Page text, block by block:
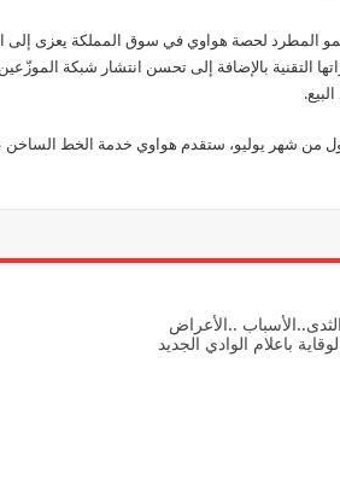
المطرد لحصة هواوي في سوق المملكة يعزى إلى
التقنية بالإضافة إلى تحسن انتشار شبكة
..الأعراض
باعلام الوادي الجديد